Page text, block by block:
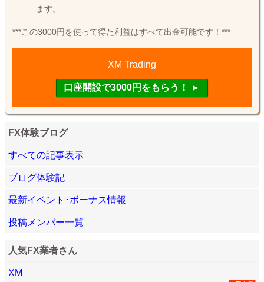
ます。
***この3000円を使って得た利益はすべて出金可能です！***
XM Trading
FX体験ブログ
すべての記事表示
ブログ体験記
最新イベント･ボーナス情報
投稿メンバー一覧
人気FX業者さん
XM